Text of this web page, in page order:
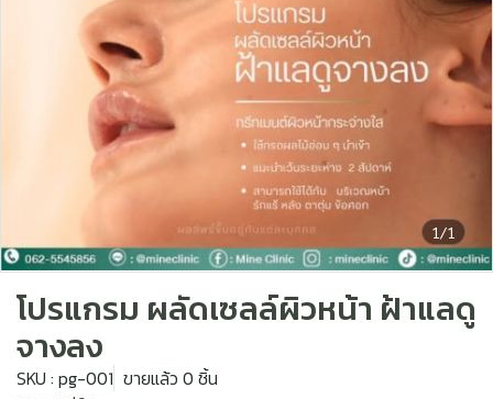
1/1
โปรแกรม ผลัดเซลล์ผิวหน้า ฝ้าแลดู
จางลง
SKU : pg-001 ขายแล้ว 0 ชิ้น